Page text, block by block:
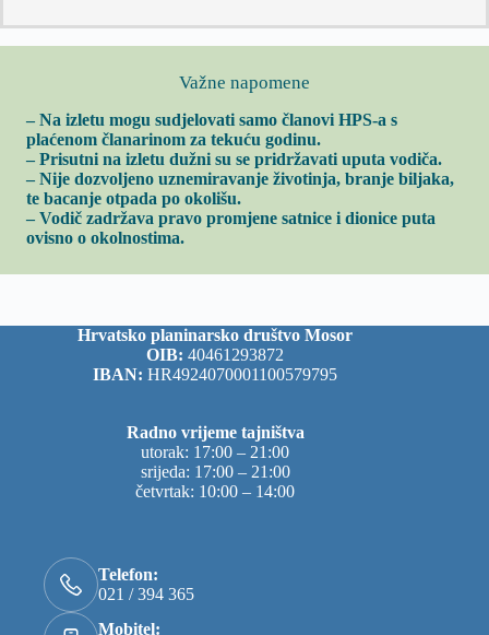
Važne napomene
– Na izletu mogu sudjelovati samo članovi HPS-a s
plaćenom članarinom za tekuću godinu.
– Prisutni na izletu dužni su se pridržavati uputa vodiča.
– Nije dozvoljeno uznemiravanje životinja, branje biljaka,
te bacanje otpada po okolišu.
– Vodič zadržava pravo promjene satnice i dionice puta
ovisno o okolnostima.
Hrvatsko planinarsko društvo Mosor
OIB: 40461293872
IBAN: HR4924070001100579795
Radno vrijeme tajništva
utorak: 17:00 – 21:00
srijeda: 17:00 – 21:00
četvrtak: 10:00 – 14:00
Telefon:
021 / 394 365
Mobitel: